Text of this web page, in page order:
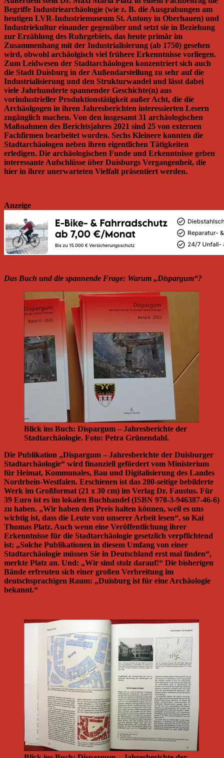
Begriffe Industriearchäologie (wie z. B. die Ausgrabungen am
heutigen LVR-Industriemuseum St. Antony in Oberhauen) und
Industriekultur einander gegenüber und setzt sie in Beziehung
zur Erzählung des Ruhrgebiets, das heute primär im
Zusammenhang mit der Industrialisierung (ab 1750) gesehen
wird, obwohl archäolgisch viel frühere Erkenntnisse vorliegen.
Zum Leidwesen der Stadtarchäologen konzentriert sich auch
die Stadt Duisburg in der Außendarstellung zu sehr auf die
Industrialisierung und den Strukturwandel und lässt dabei
viele Jahrhunderte spannender Geschichte(n) aus
vorindustrieller Produktionstätigkeit außer Acht, die die
Archäolgogen in ihren Jahresberichten interessierten Lesern
zugänglich machen. Von den insgesamt 31 archäologischen
Maßnahmen des Berichtsjahres 2021 sind 25 von externen
Fachfirmen bearbeitet worden. Sechs Kleinere konnten die
Stadtarchäologen neben ihren eigentlichen Tätigkeiten
erledigen. Die archäologischen Funde und Erkenntnisse geben
interessante Aufschlüsse über Duisburgs Vergangenheit, die
hier in ihrer unerwarteten Vielfalt präsentiert werden.
Anzeige
Das Buch und die spannende Frage: Warum „Dispargum“?
Blick ins Buch: Dispargum – Jahresberichte der
Stadtarchäologie. Foto: Petra Grünendahl.
Die Publikation „Dispargum – Jahresberichte der Duisburger
Stadtarchäologie“ wird finanziell gefördert vom Ministerium
für Heimat, Kommunales, Bau und Digitalisierung des Landes
Nordrhein-Westfalen. Erschienen ist das 280-seitige bebilderte
Werk im Großformat (21 x 30 cm) im Verlag Dr. Faustus. Für
39 Euro ist es im lokalen Buchhandel (ISBN 978-3-946387-46-6)
zu haben. „Wir haben den Preis halten können, weil es uns
wichtig ist, dass die Leute von unserer Arbeit lesen“, so Kai
Thomas Platz. Auch wenn eine Veröffentlichung ihrer
Erkenntnisse für die Stadtarchäologie gesetzlich verpflichtend
ist: „Solche Publikationen in diesem Umfang von einer
Stadtarchäologie müssen Sie in Deutschland erst mal finden“,
merkte Platz an. Und: „Wir sind stolz darauf!“ Die bisherigen
Bände erfreuten sich einer großen Verbreitung im
deutschsprachigen Raum: „Duisburg ist für eine Archäologie
bekannt.“